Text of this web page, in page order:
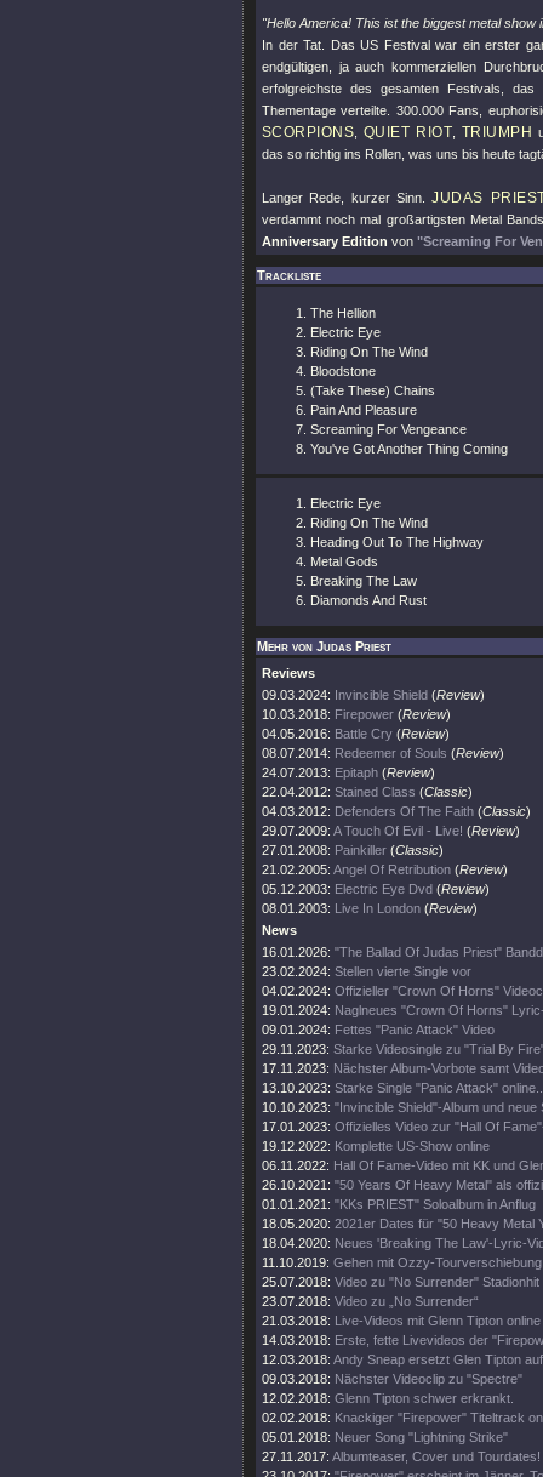
"Hello America! This ist the biggest metal show
In der Tat. Das US Festival war ein erster
endgültigen, ja auch kommerziellen
erfolgreichste des gesamten Festivals,
Thementage verteilte. 300.000 Fans,
SCORPIONS QUIET RIOT TRIUMPH
das so richtig ins Rollen, was uns bis heute
Langer Rede, kurzer Sinn.JUDAS
verdammt noch mal großartigsten Metal
Anniversary Edition von "Screaming For
Trackliste
The Hellion
Electric Eye
Riding On The Wind
Bloodstone
(Take These) Chains
Pain And Pleasure
Screaming For Vengeance
You've Got Another Thing Coming
Electric Eye
Riding On The Wind
Heading Out To The Highway
Metal Gods
Breaking The Law
Diamonds And Rust
Mehr von Judas Priest
Reviews
09.03.2024: Invincible Shield (Review)
10.03.2018: Firepower (Review)
04.05.2016: Battle Cry (Review)
08.07.2014: Redeemer of Souls (Review)
24.07.2013: Epitaph (Review)
22.04.2012: Stained Class (Classic)
04.03.2012: Defenders Of The Faith (Classic)
29.07.2009: A Touch Of Evil - Live! (Review)
27.01.2008: Painkiller (Classic)
21.02.2005: Angel Of Retribution (Review)
05.12.2003: Electric Eye Dvd (Review)
08.01.2003: Live In London (Review)
News
16.01.2026: "The Ballad Of Judas Priest"
23.02.2024: Stellen vierte Single vor
04.02.2024: Offizieller "Crown Of Horns"
19.01.2024: Naglneues "Crown Of Horns"
09.01.2024: Fettes "Panic Attack" Video
29.11.2023: Starke Videosingle zu "Trial By
17.11.2023: Nächster Album-Vorbote samt
13.10.2023: Starke Single "Panic Attack"
10.10.2023: "Invincible Shield"-Album und neue
17.01.2023: Offizielles Video zur "Hall Of
19.12.2022: Komplette US-Show online
06.11.2022: Hall Of Fame-Video mit KK und
26.10.2021: "50 Years Of Heavy Metal" als
01.01.2021: "KKs PRIEST" Soloalbum in Anflug
18.05.2020: 2021er Dates für "50 Heavy Metal
18.04.2020: Neues 'Breaking The Law'-Lyric-
11.10.2019: Gehen mit Ozzy-
25.07.2018: Video zu "No Surrender" Stadionhit
23.07.2018: Video zu „No Surrender“
21.03.2018: Live-Videos mit Glenn Tipton online
14.03.2018: Erste, fette Livevideos der
12.03.2018: Andy Sneap ersetzt Glen Tipton
09.03.2018: Nächster Videoclip zu "Spectre"
12.02.2018: Glenn Tipton schwer erkrankt.
02.02.2018: Knackiger "Firepower" Titeltrack
05.01.2018: Neuer Song "Lightning Strike"
27.11.2017: Albumteaser, Cover und Tourdates!